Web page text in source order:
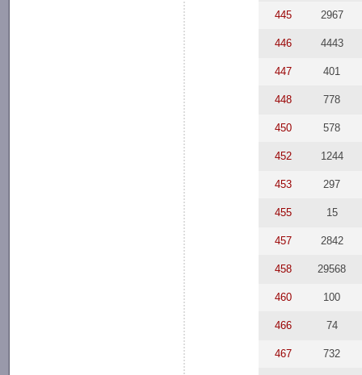
445 2967
446 4443
447 401
448 778
450 578
452 1244
453 297
455 15
457 2842
458 29568
460 100
466 74
467 732